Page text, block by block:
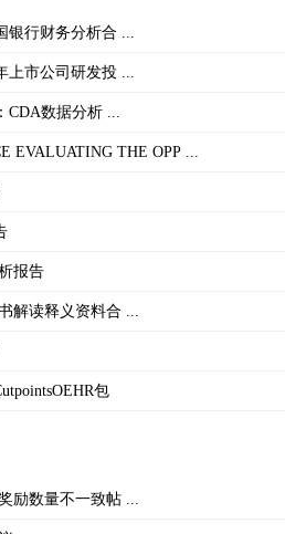
银行财务分析合 ...
上市公司研发投 ...
CDA数据分析 ...
EVALUATING THE OPP ...
报告
解读释义资料合 ...
包
励数量不一致帖 ...